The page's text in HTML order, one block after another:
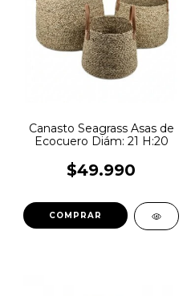
Canasto Seagrass Asas de
Ecocuero Diám: 21 H:20
$49.990